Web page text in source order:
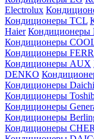
Electrolux
Кондиционеры TCL
Haier Кондиционеры
Кондиционеры
Кондиционеры
Кондиционеры AUX
DENKO
Кондиционеры Daichi
Кондиционеры
Кондиционеры
Кондиционеры
Кондиционеры